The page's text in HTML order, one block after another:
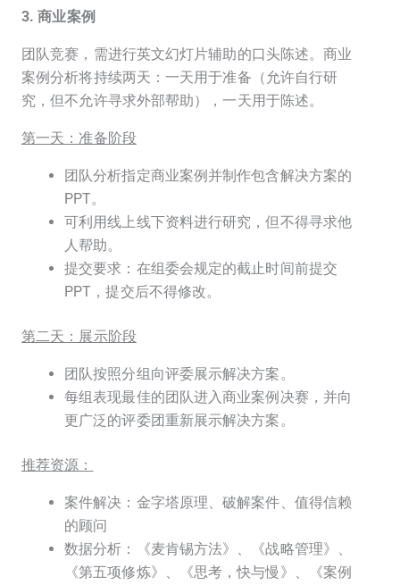
3. 商业案例
团队竞赛，需进行英文幻灯片辅助的口头陈述。商业
案例分析将持续两天：一天用于准备（允许自行研
究，但不允许寻求外部帮助），一天用于陈述。
第一天：准备阶段
团队分析指定商业案例并制作包含解决方案的
PPT。
可利用线上线下资料进行研究，但不得寻求他
人帮助。
提交要求：在组委会规定的截止时间前提交
PPT，提交后不得修改。
第二天：展示阶段
团队按照分组向评委展示解决方案。
每组表现最佳的团队进入商业案例决赛，并向
更广泛的评委团重新展示解决方案。
推荐资源：
案件解决：金字塔原理、破解案件、值得信赖
的顾问
数据分析：《麦肯锡方法》、《战略管理》、
《第五项修炼》、《思考，快与慢》、《案例